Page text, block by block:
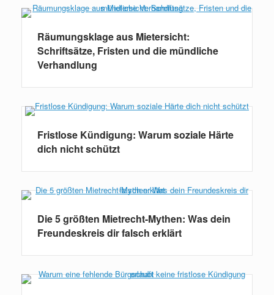
Räumungsklage aus Mietersicht:
Schriftsätze, Fristen und die mündliche
Verhandlung
Fristlose Kündigung: Warum soziale Härte
dich nicht schützt
Die 5 größten Mietrecht-Mythen: Was dein
Freundeskreis dir falsch erklärt